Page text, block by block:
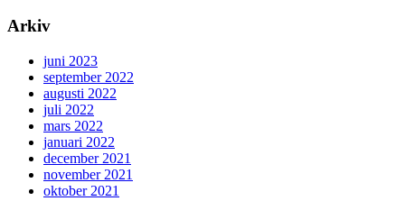
Arkiv
juni 2023
september 2022
augusti 2022
juli 2022
mars 2022
januari 2022
december 2021
november 2021
oktober 2021